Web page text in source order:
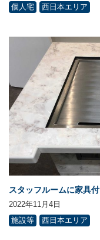
個人宅
西日本エリア
スタッフルームに家具
2022年11月4日
施設等
西日本エリア